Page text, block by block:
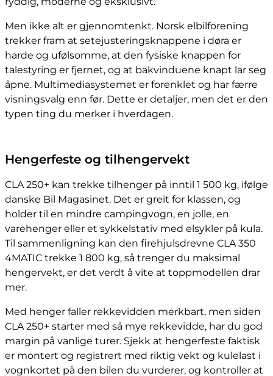
Men ikke alt er gjennomtenkt. Norsk elbilforening
trekker fram at setejusteringsknappene i døra er
harde og ufølsomme, at den fysiske knappen for
talestyring er fjernet, og at bakvinduene knapt lar seg
åpne. Multimediasystemet er forenklet og har færre
visningsvalg enn før. Dette er detaljer, men det er den
typen ting du merker i hverdagen.
Hengerfeste og tilhengervekt
CLA 250+ kan trekke tilhenger på inntil 1 500 kg, ifølge
danske Bil Magasinet. Det er greit for klassen, og
holder til en mindre campingvogn, en jolle, en
varehenger eller et sykkelstativ med elsykler på kula.
Til sammenligning kan den firehjulsdrevne CLA 350
4MATIC trekke 1 800 kg, så trenger du maksimal
hengervekt, er det verdt å vite at toppmodellen drar
mer.
Med henger faller rekkevidden merkbart, men siden
CLA 250+ starter med så mye rekkevidde, har du god
margin på vanlige turer. Sjekk at hengerfeste faktisk
er montert og registrert med riktig vekt og kulelast i
vognkortet på den bilen du vurderer, og kontroller at